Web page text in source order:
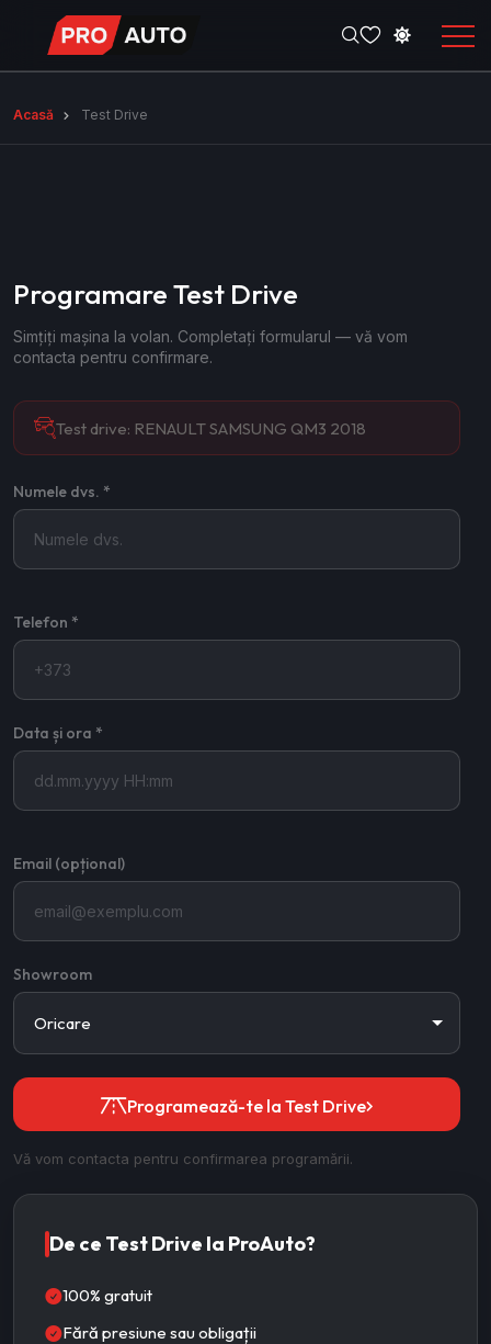
Acasă Test Drive
Programare Test Drive
Simțiți mașina la volan. Completați formularul — vă vom
contacta pentru confirmare.
Test drive: RENAULT SAMSUNG QM3 2018
Numele dvs. *
Telefon *
Data și ora *
Email (opțional)
Showroom
Programează-te la Test Drive
Vă vom contacta pentru confirmarea programării.
De ce Test Drive la ProAuto?
100% gratuit
Fără presiune sau obligații